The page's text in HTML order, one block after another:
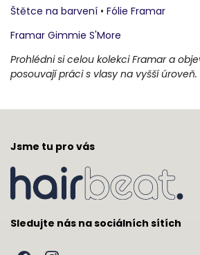
Štětce na barvení • Fólie Framar
Framar Gimmie S'More
Prohlédni si celou kolekci Framar a
posouvají práci s vlasy na vyšší úroveň.
Jsme tu pro vás
Sledujte nás na sociálních sítích